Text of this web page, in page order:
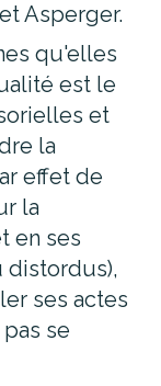
Asperger.
qu'elles
est le
et
la
effet de
la
en ses
distordus),
ses actes
se